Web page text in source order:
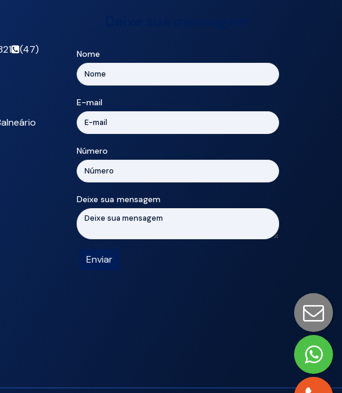
(47)
Nome
E-mail
Número
Deixe sua mensagem